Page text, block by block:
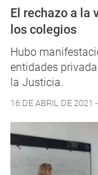
El rechazo a la
los colegios
Hubo
entidades
la Justicia.
16 DE ABRIL DE 2021